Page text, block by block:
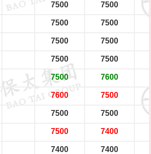
7500 7500
7500 7500
7500 7500
7500 7500
7500 7600
7600 7500
7500 7500
7500 7400
7400 7400